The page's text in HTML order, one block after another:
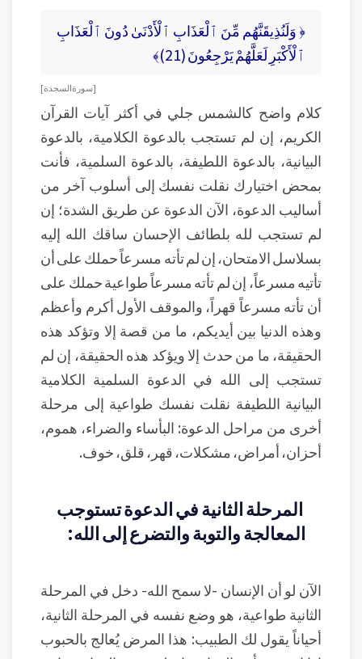
﴿ وَلَنُذِيقَنَّهُم مِّنَ ٱلْعَذَابِ ٱلْأَدْنَىٰ دُونَ ٱلْعَذَابِ
ٱلْأَكْبَرِ لَعَلَّهُمْ يَرْجِعُونَ (21)﴾
[ سورة السجدة ]
كلام واضح كالشمس جلي في أكثر آيات القرآن
الكريم، إن لم تستجب بالدعوة الكلامية، بالدعوة
البيانية، بالدعوة اللطيفة، بالدعوة السلمية، فأنت
بمحض اختيارك نقلت نفسك إلى أسلوب آخر من
أساليب الدعوة، الآن الدعوة عن طريق الشدة؛ إن
لم تستجب لله بلطائف الإحسان ساقك الله إليه
بسلاسل الامتحان، إن لم تأته مسرعاً حملك على أن
تأتيه مسرعاً، إن لم تأته مسرعاً طواعية حملك على
أن تأته مسرعاً قهراً، والموقف الأول أكرم وأعظم
وهذه الدنيا بين أيديكم، ما من قصة إلا وتؤكد هذه
الحقيقة، ما من حدث إلا ويؤكد هذه الحقيقة، إن لم
تستجب إلى الله في الدعوة السلمية الكلامية
البيانية اللطيفة نقلت نفسك طواعية إلى مرحلة
أخرى من مراحل الدعوة: البأساء والضراء، هموم،
أحزان، أمراض، مشكلات، قهر، قلق، خوف.
المرحلة الثانية في الدعوة تستوجب
المعالجة والتوبة والتضرع إلى الله:
الآن لو أن الإنسان -لا سمح الله- دخل في المرحلة
الثانية طواعية، هو وضع نفسه في المرحلة الثانية،
أحياناً يقول لك الطبيب: هذا المرض يُعالج بالحبوب